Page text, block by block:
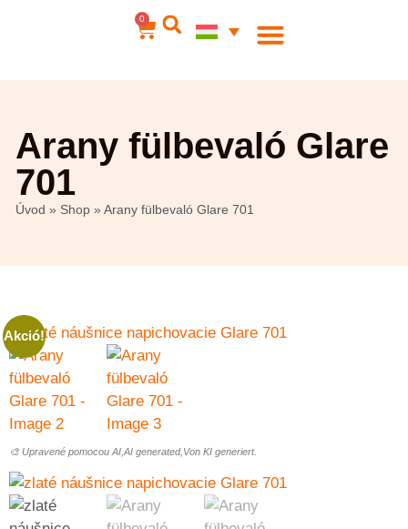
0
Arany fülbevaló Glare
701
Úvod » Shop » Arany fülbevaló Glare 701
Akció!
🎨 Upravené pomocou AI,AI generated,Von KI generiert.